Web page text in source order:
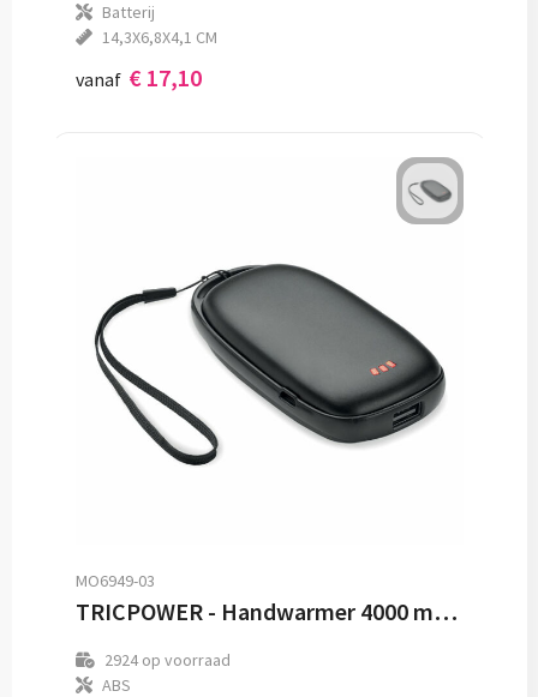
Batterij
14,3X6,8X4,1 CM
vanaf € 17,10
MO6949-03
TRICPOWER - Handwarmer 4000 mAh powerbank
2924op voorraad
ABS